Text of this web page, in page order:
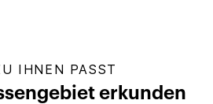
IHNEN PASST
erkunden